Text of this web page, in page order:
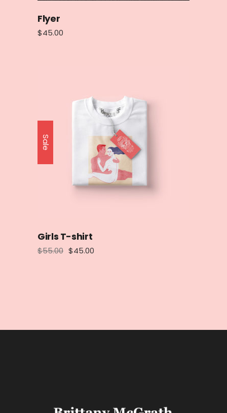
Flyer
$45.00
Sale
Girls T-shirt
$55.00 $45.00